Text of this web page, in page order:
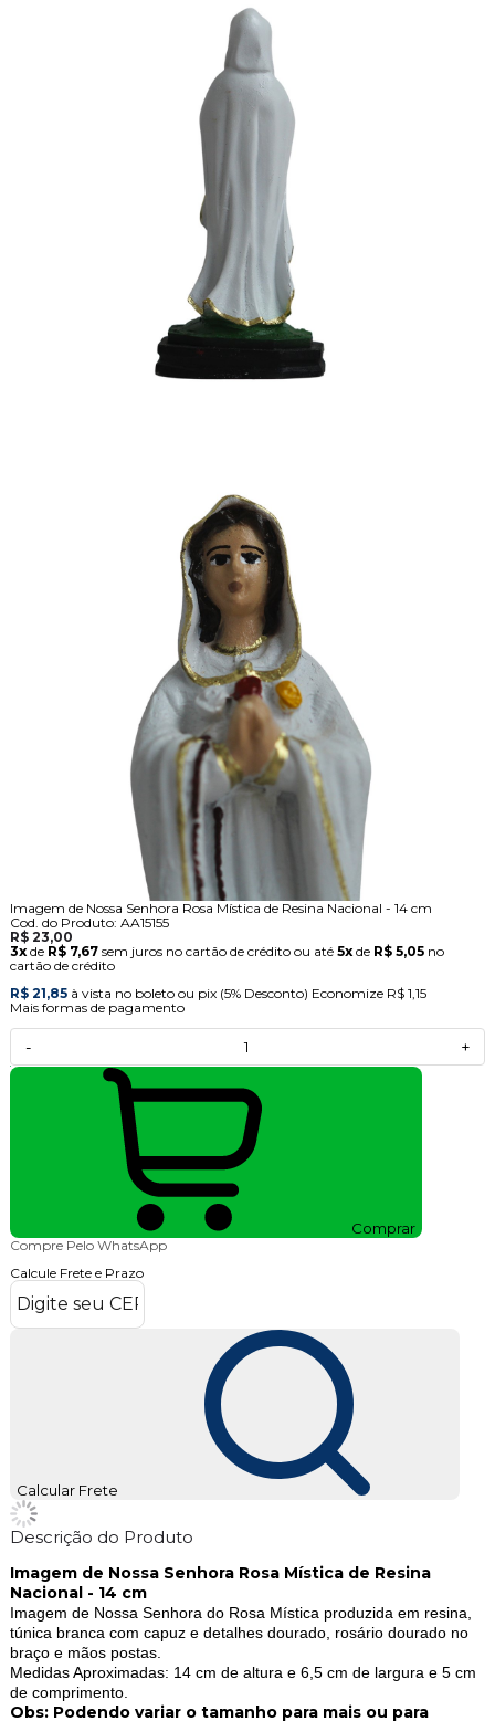
Imagem de Nossa Senhora Rosa Mística de Resina Nacional - 14 cm
Cod. do Produto: AA15155
R$ 23,00
3xde R$ 7,67 sem juros no cartão de crédito ou até 5xde R$ 5,05no
cartão de crédito
R$ 21,85 à vista no boleto ou pix (5% Desconto) Economize R$ 1,15
Mais formas de pagamento
- +
Comprar
Compre Pelo WhatsApp
Calcule Frete e Prazo
Calcular Frete
Descrição do Produto
Imagem de Nossa Senhora Rosa Mística de Resina
Nacional - 14 cm
Imagem de Nossa Senhora do Rosa Mística produzida em resina,
túnica branca com capuz e detalhes dourado, rosário dourado no
braço e mãos postas.
Medidas Aproximadas: 14 cm de altura e 6,5 cm de largura e 5 cm
de comprimento.
Obs: Podendo variar o tamanho para mais ou para